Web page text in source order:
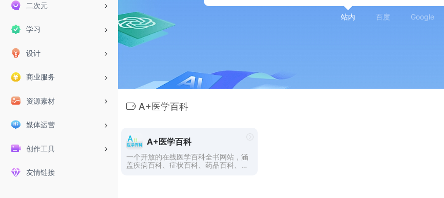
二次元
学习
设计
商业服务
资源素材
媒体运营
创作工具
友情链接
站内 百度 Google
A+医学百科
A+医学百科
一个开放的在线医学百科全书网站，涵
盖疾病百科、症状百科、药品百科、急